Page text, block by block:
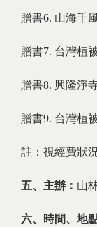
贈書6. 山海千
贈書7. 台灣植
贈書8. 興隆淨
贈書9. 台灣植
註：視經費狀
五、主辦： 山
六、時間、地